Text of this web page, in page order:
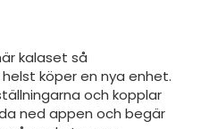
kalaset så
köper en nya enhet.
och kopplar
ned appen och begär